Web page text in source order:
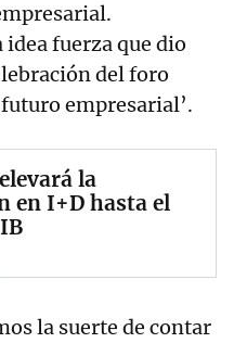
fuerza que dio
del foro
empresarial’.
la
en I+D hasta el
la suerte de contar